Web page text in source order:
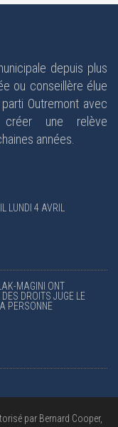
depuis plus
ou conseillère élue
Outremont avec
créer une relève
années.
LUNDI 4 AVRIL
MAGINI ONT
DROITS JUGE LE
PERSONNE
par Bernard Cooper,